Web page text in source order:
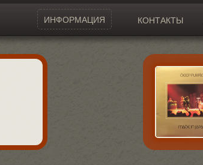
ИНФОРМАЦИЯ КОНТАКТЫ